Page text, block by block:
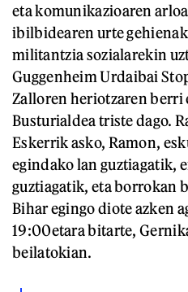
eta komunikazioaren
ibilbidearen urte
militantzia sozialarekin
Guggenheim Urdaibai
Zalloren heriotzaren berri
Busturialdea triste dago.
Eskerrik asko, Ramon,
egindako lan guztiagatik,
guztiagatik, eta borrokan
Bihar egingo diote azken
19:00etara bitarte,
beilatokian.